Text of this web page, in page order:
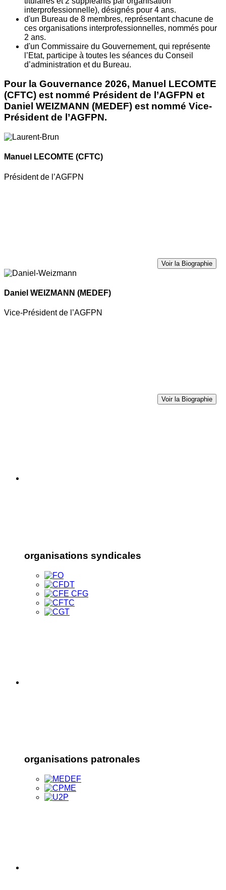
interprofessionnelle), désignés pour 4 ans.
d'un Bureau de 8 membres, représentant chacune de
ces organisations interprofessionnelles, nommés pour
2 ans.
d'un Commissaire du Gouvernement, qui représente
l’Etat, participe à toutes les séances du Conseil
d’administration et du Bureau.
Pour la Gouvernance 2026, Manuel LECOMTE
(CFTC) est nommé Président de l’AGFPN et
Daniel WEIZMANN (MEDEF) est nommé Vice-
Président de l’AGFPN.
Manuel LECOMTE (CFTC)
Président de l’AGFPN
Voir la Biographie
Daniel WEIZMANN (MEDEF)
Vice-Président de l’AGFPN
Voir la Biographie
organisations syndicales
organisations patronales